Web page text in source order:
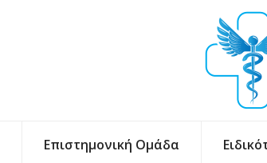
Επιστημονική Ομάδα